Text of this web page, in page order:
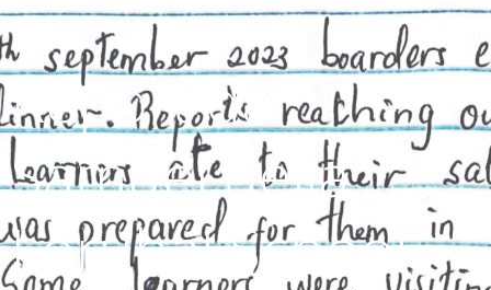
Report da
Samuel della
Lorubal School